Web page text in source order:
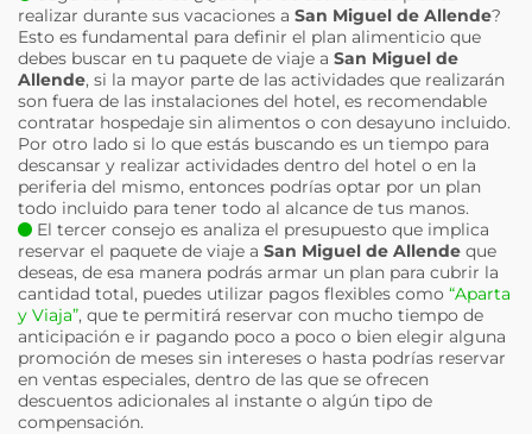
realizar durante sus vacaciones a San Miguel de Allende?
Esto es fundamental para definir el plan alimenticio que
debes buscar en tu paquete de viaje a San Miguel de
Allende, si la mayor parte de las actividades que realizarán
son fuera de las instalaciones del hotel, es recomendable
contratar hospedaje sin alimentos o con desayuno incluido.
Por otro lado si lo que estás buscando es un tiempo para
descansar y realizar actividades dentro del hotel o en la
periferia del mismo, entonces podrías optar por un plan
todo incluido para tener todo al alcance de tus manos.
El tercer consejo es analiza el presupuesto que implica
reservar el paquete de viaje a San Miguel de Allende que
deseas, de esa manera podrás armar un plan para cubrir la
cantidad total, puedes utilizar pagos flexibles como “Aparta
y Viaja”, que te permitirá reservar con mucho tiempo de
anticipación e ir pagando poco a poco o bien elegir alguna
promoción de meses sin intereses o hasta podrías reservar
en ventas especiales, dentro de las que se ofrecen
descuentos adicionales al instante o algún tipo de
compensación.